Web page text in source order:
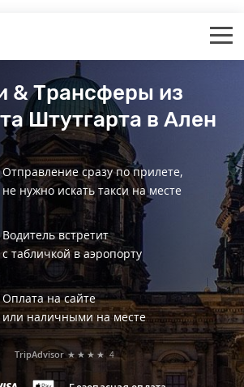
& Трансферы из
Штутгарта в Ален
Отправление сразу по прилете,
не нужно искать такси на месте
Водитель встретит
с табличкой в аэропорту
Оплата на сайте
или наличными на месте
TripAdvisor ★★★★ 4